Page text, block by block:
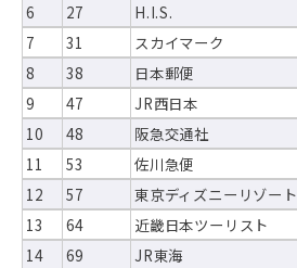
6
27 H.I.S.
7
31 スカイマーク
8
38 日本郵便
9
47 JR西日本
10
48 阪急交通社
11
53 佐川急便
12
57 東京ディズニーリゾート
13
64 近畿日本ツーリスト
14
69 JR東海